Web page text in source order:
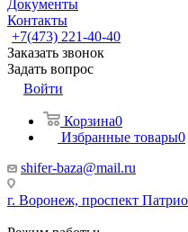
Документы
Контакты
+7(473) 221-40-40
Заказать звонок
Задать вопрос
Войти
Корзина0
Избранные товары0
shifer-baza@mail.ru
г. Воронеж, проспект